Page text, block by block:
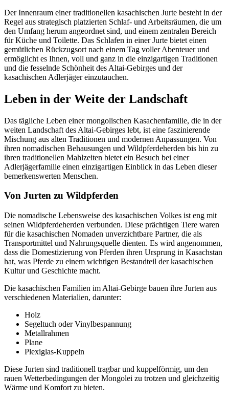
Der Innenraum einer traditionellen kasachischen Jurte besteht in der
Regel aus strategisch platzierten Schlaf- und Arbeitsräumen, die um
den Umfang herum angeordnet sind, und einem zentralen Bereich
für Küche und Toilette. Das Schlafen in einer Jurte bietet einen
gemütlichen Rückzugsort nach einem Tag voller Abenteuer und
ermöglicht es Ihnen, voll und ganz in die einzigartigen Traditionen
und die fesselnde Schönheit des Altai-Gebirges und der
kasachischen Adlerjäger einzutauchen.
Leben in der Weite der Landschaft
Das tägliche Leben einer mongolischen Kasachenfamilie, die in der
weiten Landschaft des Altai-Gebirges lebt, ist eine faszinierende
Mischung aus alten Traditionen und modernen Anpassungen. Von
ihren nomadischen Behausungen und Wildpferdeherden bis hin zu
ihren traditionellen Mahlzeiten bietet ein Besuch bei einer
Adlerjägerfamilie einen einzigartigen Einblick in das Leben dieser
bemerkenswerten Menschen.
Von Jurten zu Wildpferden
Die nomadische Lebensweise des kasachischen Volkes ist eng mit
seinen Wildpferdeherden verbunden. Diese prächtigen Tiere waren
für die kasachischen Nomaden unverzichtbare Partner, die als
Transportmittel und Nahrungsquelle dienten. Es wird angenommen,
dass die Domestizierung von Pferden ihren Ursprung in Kasachstan
hat, was Pferde zu einem wichtigen Bestandteil der kasachischen
Kultur und Geschichte macht.
Die kasachischen Familien im Altai-Gebirge bauen ihre Jurten aus
verschiedenen Materialien, darunter:
Holz
Segeltuch oder Vinylbespannung
Metallrahmen
Plane
Plexiglas-Kuppeln
Diese Jurten sind traditionell tragbar und kuppelförmig, um den
rauen Wetterbedingungen der Mongolei zu trotzen und gleichzeitig
Wärme und Komfort zu bieten.